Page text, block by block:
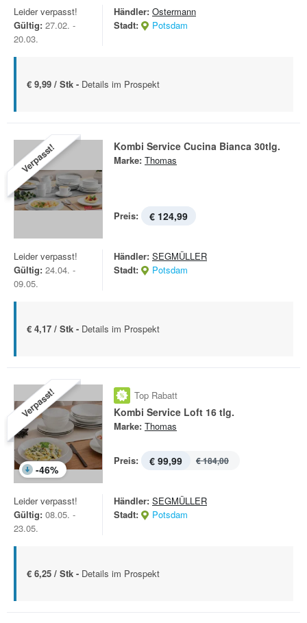
Leider verpasst!
Gültig: 27.02. -
20.03.
Händler: Ostermann
Stadt:
Potsdam
€ 9,99 / Stk - Details im Prospekt
Verpasst! Kombi Service Cucina Bianca 30tlg.
Marke: Thomas
Preis: € 124,99
Leider verpasst!
Gültig: 24.04. -
09.05.
Händler: SEGMÜLLER
Stadt:
Potsdam
€ 4,17 / Stk - Details im Prospekt
Verpasst!
-46%
Top Rabatt
Kombi Service Loft 16 tlg.
Marke: Thomas
Preis: € 99,99 € 184,00
Leider verpasst!
Gültig: 08.05. -
23.05.
Händler: SEGMÜLLER
Stadt:
Potsdam
€ 6,25 / Stk - Details im Prospekt